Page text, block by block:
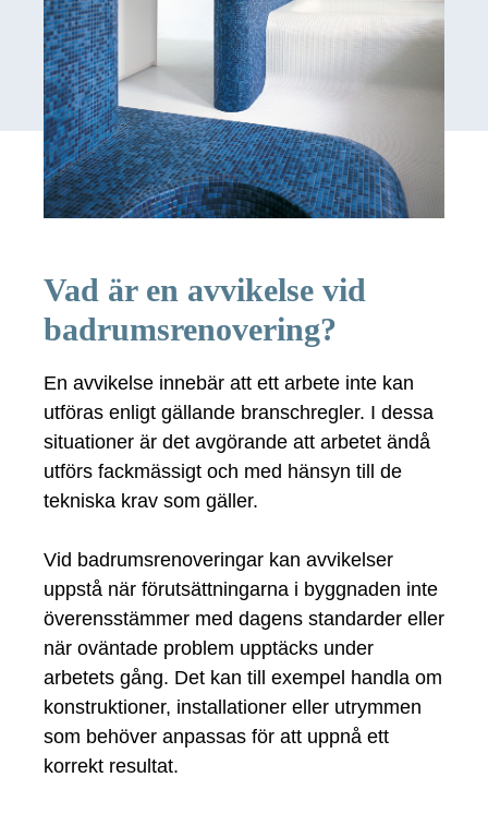
Vad är en avvikelse vid
badrumsrenovering?
En avvikelse innebär att ett arbete inte kan
utföras enligt gällande branschregler. I dessa
situationer är det avgörande att arbetet ändå
utförs fackmässigt och med hänsyn till de
tekniska krav som gäller.
Vid badrumsrenoveringar kan avvikelser
uppstå när förutsättningarna i byggnaden inte
överensstämmer med dagens standarder eller
när oväntade problem upptäcks under
arbetets gång. Det kan till exempel handla om
konstruktioner, installationer eller utrymmen
som behöver anpassas för att uppnå ett
korrekt resultat.